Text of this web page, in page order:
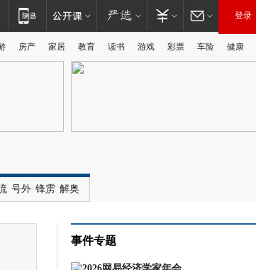
登录
房产 家居 教育 读书 游戏 彩票 车险 健康
号外 锋雳 解奥
事件专题